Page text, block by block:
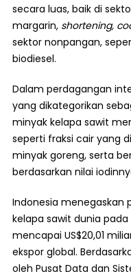
secara luas, baik di
margarin, shortening,
sektor nonpangan,
biodiesel.
Dalam perdagangan
yang dikategorikan
minyak kelapa sawit
seperti fraksi cair yang
minyak goreng, serta
berdasarkan nilai
Indonesia menegaskan
kelapa sawit dunia
mencapai US$20,01
ekspor global.
oleh Pusat Data dan